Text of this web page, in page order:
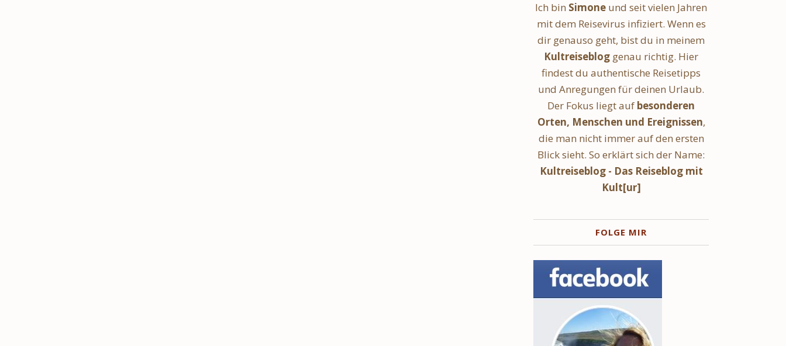
Ich bin Simone und seit vielen Jahren
mit dem Reisevirus infiziert. Wenn es
dir genauso geht, bist du in meinem
Kultreiseblog genau richtig. Hier
findest du authentische Reisetipps
und Anregungen für deinen Urlaub.
Der Fokus liegt auf besonderen
Orten, Menschen und Ereignissen,
die man nicht immer auf den ersten
Blick sieht. So erklärt sich der Name:
Kultreiseblog - Das Reiseblog mit
Kult[ur]
FOLGE MIR